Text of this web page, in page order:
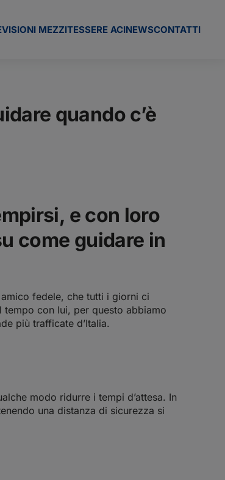
MEZZITESSERE ACINEWSCONTATTI
quando c’è
e con loro
come guidare in
fedele, che tutti i giorni ci
tempo con lui, per questo abbiamo
più trafficate d’Italia.
modo ridurre i tempi d’attesa. In
una distanza di sicurezza si